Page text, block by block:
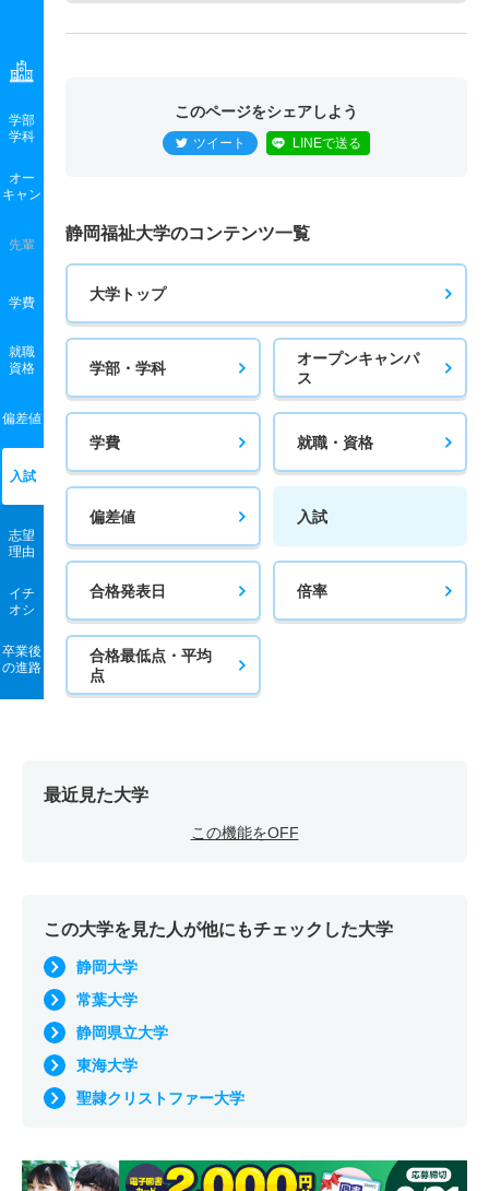
学部
学科
オー
キャン
先輩
学費
就職
資格
偏差値
入試
志望
理由
イチ
オシ
卒業後
の進路
このページをシェアしよう
ツイート LINEで送る
静岡福祉大学のコンテンツ一覧
大学トップ
学部・学科
オープンキャンパ
ス
学費 就職・資格
偏差値 入試
合格発表日 倍率
合格最低点・平均
点
最近見た大学
この機能をOFF
この大学を見た人が他にもチェックした大学
静岡大学
常葉大学
静岡県立大学
東海大学
聖隷クリストファー大学